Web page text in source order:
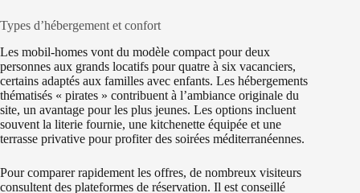
Types d’hébergement et confort
Les mobil-homes vont du modèle compact pour deux
personnes aux grands locatifs pour quatre à six vacanciers,
certains adaptés aux familles avec enfants. Les hébergements
thématisés « pirates » contribuent à l’ambiance originale du
site, un avantage pour les plus jeunes. Les options incluent
souvent la literie fournie, une kitchenette équipée et une
terrasse privative pour profiter des soirées méditerranéennes.
Pour comparer rapidement les offres, de nombreux visiteurs
consultent des plateformes de réservation. Il est conseillé